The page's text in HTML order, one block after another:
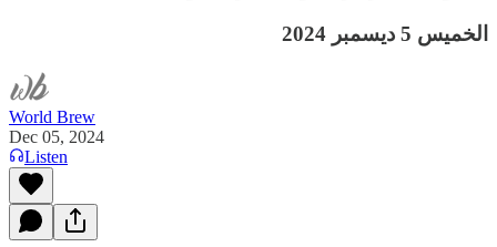
الخميس 5 ديسمبر 2024
World Brew
Dec 05, 2024
Listen